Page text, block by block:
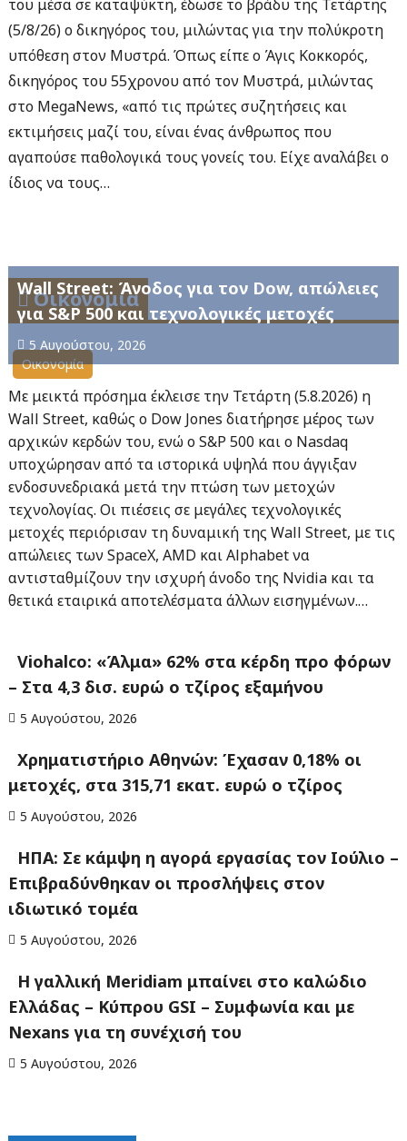
του μέσα σε καταψύκτη, έδωσε το βράδυ της Τετάρτης
(5/8/26) ο δικηγόρος του, μιλώντας για την πολύκροτη
υπόθεση στον Μυστρά. Όπως είπε ο Άγις Κοκκορός,
δικηγόρος του 55χρονου από τον Μυστρά, μιλώντας
στο MegaNews, «από τις πρώτες συζητήσεις και
εκτιμήσεις μαζί του, είναι ένας άνθρωπος που
αγαπούσε παθολογικά τους γονείς του. Είχε αναλάβει ο
ίδιος να τους…
Οικονομία
Οικονομία
Wall Street: Άνοδος για τον Dow, απώλειες
για S&P 500 και τεχνολογικές μετοχές
5 Αυγούστου, 2026
Με μεικτά πρόσημα έκλεισε την Τετάρτη (5.8.2026) η
Wall Street, καθώς ο Dow Jones διατήρησε μέρος των
αρχικών κερδών του, ενώ ο S&P 500 και ο Nasdaq
υποχώρησαν από τα ιστορικά υψηλά που άγγιξαν
ενδοσυνεδριακά μετά την πτώση των μετοχών
τεχνολογίας. Οι πιέσεις σε μεγάλες τεχνολογικές
μετοχές περιόρισαν τη δυναμική της Wall Street, με τις
απώλειες των SpaceX, AMD και Alphabet να
αντισταθμίζουν την ισχυρή άνοδο της Nvidia και τα
θετικά εταιρικά αποτελέσματα άλλων εισηγμένων.…
Viohalco: «Άλμα» 62% στα κέρδη προ φόρων
– Στα 4,3 δισ. ευρώ ο τζίρος εξαμήνου
5 Αυγούστου, 2026
Χρηματιστήριο Αθηνών: Έχασαν 0,18% οι
μετοχές, στα 315,71 εκατ. ευρώ ο τζίρος
5 Αυγούστου, 2026
ΗΠΑ: Σε κάμψη η αγορά εργασίας τον Ιούλιο –
Επιβραδύνθηκαν οι προσλήψεις στον
ιδιωτικό τομέα
5 Αυγούστου, 2026
Η γαλλική Meridiam μπαίνει στο καλώδιο
Ελλάδας – Κύπρου GSI – Συμφωνία και με
Nexans για τη συνέχισή του
5 Αυγούστου, 2026